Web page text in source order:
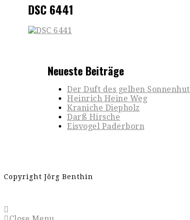
DSC 6441
Neueste Beiträge
Der Duft des gelben Sonnenhut
Heinrich Heine Weg
Kraniche Diepholz
Darß Hirsche
Eisvogel Paderborn
Copyright Jörg Benthin